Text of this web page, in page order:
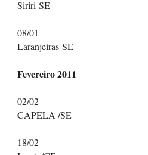
Siriri-SE
08/01
Laranjeiras-SE
Fevereiro 2011
02/02
CAPELA /SE
18/02